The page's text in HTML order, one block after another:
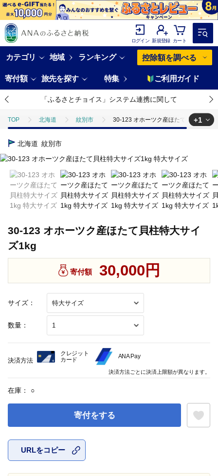
ログイン 新規登録 カート
カテゴリ 地域 ランキング 控除額を調べる
寄付額 旅先を探す 特集 ご利用ガイド
「ふるさとチョイス」システム連携に関して
TOP 北海道 紋別市 30-123 オホーツク産ほたて貝柱特大サ
TOP
+1
北海道 紋別市
30-123 オホーツク産ほたて貝柱特大サイ
ズ1kg
サイズ：
数量：
寄付額 30,000円
在庫： ○
寄付をする
URLをコピー
決済方法
クレジット
カード
ANA Pay
決済方法ごとに決済上限額が異なります。